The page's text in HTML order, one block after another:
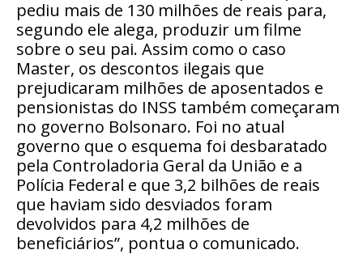
pediu mais de 130 milhões de reais para,
segundo ele alega, produzir um filme
sobre o seu pai. Assim como o caso
Master, os descontos ilegais que
prejudicaram milhões de aposentados e
pensionistas do INSS também começaram
no governo Bolsonaro. Foi no atual
governo que o esquema foi desbaratado
pela Controladoria Geral da União e a
Polícia Federal e que 3,2 bilhões de reais
que haviam sido desviados foram
devolvidos para 4,2 milhões de
beneficiários”, pontua o comunicado.